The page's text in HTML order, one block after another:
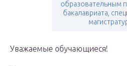
образовательным
бакалавриата,
Уважаемые обучающиеся!